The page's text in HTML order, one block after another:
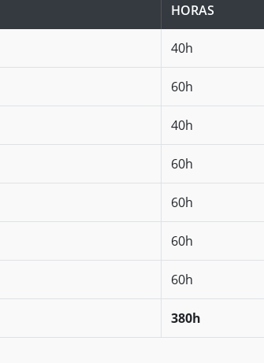
HORAS
40h
60h
40h
60h
60h
60h
60h
380h